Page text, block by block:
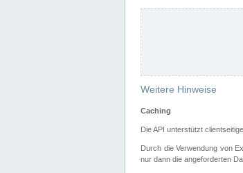
Weitere Hinweise
Caching
Die API unterstützt
Durch die Verwendung von
nur dann die angeforderten